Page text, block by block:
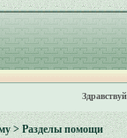
> Разделы помощи